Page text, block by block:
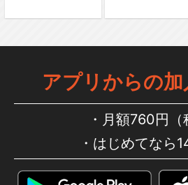
アプリからの加
月額760円（
はじめてなら